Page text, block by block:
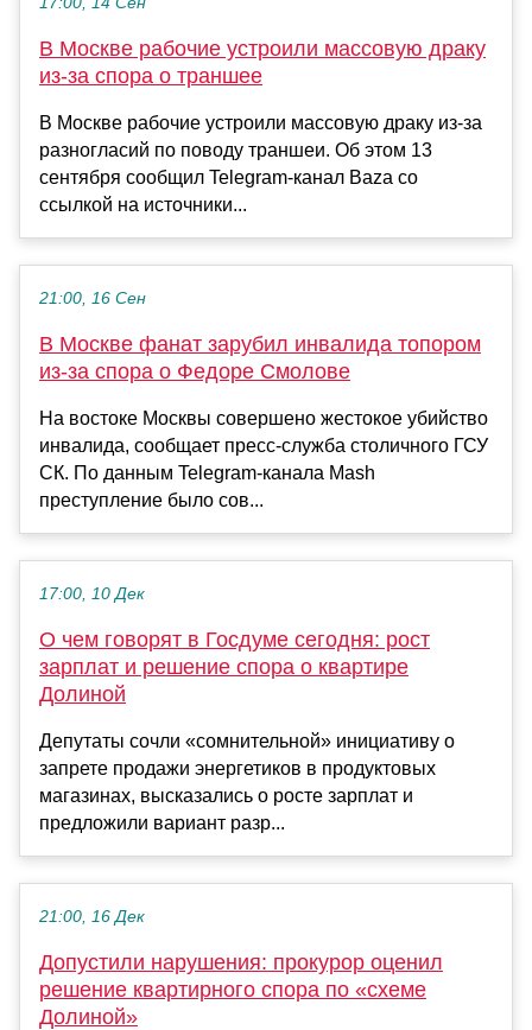
В Москве рабочие устроили массовую драку
из-за спора о траншее
В Москве рабочие устроили массовую драку из-за
разногласий по поводу траншеи. Об этом 13
сентября сообщил Telegram-канал Baza со
ссылкой на источники...
21:00, 16 Сен
В Москве фанат зарубил инвалида топором
из-за спора о Федоре Смолове
На востоке Москвы совершено жестокое убийство
инвалида, сообщает пресс-служба столичного ГСУ
СК. По данным Telegram-канала Mash
преступление было сов...
17:00, 10 Дек
О чем говорят в Госдуме сегодня: рост
зарплат и решение спора о квартире
Долиной
Депутаты сочли «сомнительной» инициативу о
запрете продажи энергетиков в продуктовых
магазинах, высказались о росте зарплат и
предложили вариант разр...
21:00, 16 Дек
Допустили нарушения: прокурор оценил
решение квартирного спора по «схеме
Долиной»